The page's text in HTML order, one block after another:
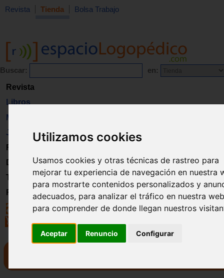
Utilizamos cookies
Usamos cookies y otras técnicas de rastreo para
mejorar tu experiencia de navegación en nuestra
para mostrarte contenidos personalizados y
adecuados, para analizar el tráfico en nuestra
para comprender de donde llegan nuestros
Aceptar Renuncio Configurar
Revista Tienda Bolsa Trabajo
Buscar: en:
Revista
Libros
Material
Juguetes
Formación
Directorio
Trabajo
Registro